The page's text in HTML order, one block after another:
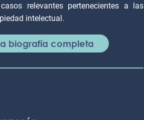
relevantes pertenecientes a las
intelectual.
biografía completa